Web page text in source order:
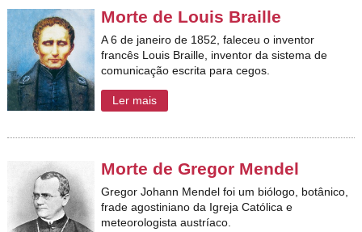
Morte de Louis Braille
A 6 de janeiro de 1852, faleceu o inventor
francês Louis Braille, inventor da sistema de
comunicação escrita para cegos.
Ler mais
Morte de Gregor Mendel
Gregor Johann Mendel foi um biólogo, botânico,
frade agostiniano da Igreja Católica e
meteorologista austríaco.